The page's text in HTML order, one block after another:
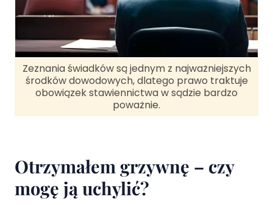
Zeznania świadków są jednym z najważniejszych
środków dowodowych, dlatego prawo traktuje
obowiązek stawiennictwa w sądzie bardzo
poważnie.
Otrzymałem grzywnę – czy
mogę ją uchylić?